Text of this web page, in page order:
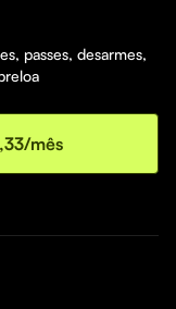
passes, desarmes,
mês